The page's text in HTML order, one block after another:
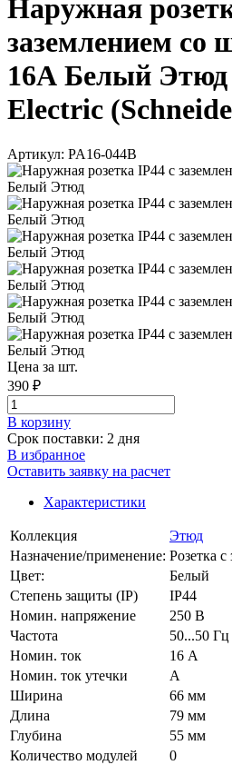
Наружная
заземлением со
16А Белый Этюд
Electric
Артикул: PA16-044B
Цена за шт.
390 ₽
В корзинy
Срок поставки: 2 дня
В избранное
Оставить заявку на расчет
Характеристики
Коллекция
Этюд
Назначение/применение: Розетка
Цвет:
Белый
Степень защиты (IP)
IP44
Номин. напряжение
250 В
Частота
50...50 Гц
Номин. ток
16 А
Номин. ток утечки
А
Ширина
66 мм
Длина
79 мм
Глубина
55 мм
Количество модулей
0